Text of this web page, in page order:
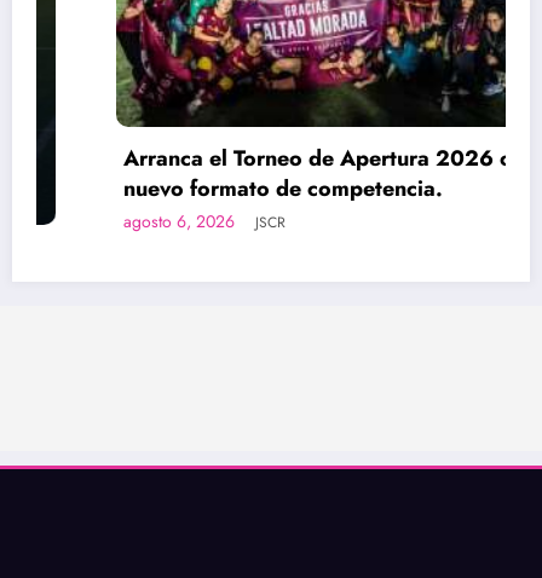
Arranca el Torneo de Apertura 2026 con
nuevo formato de competencia.
agosto 6, 2026 JSCR